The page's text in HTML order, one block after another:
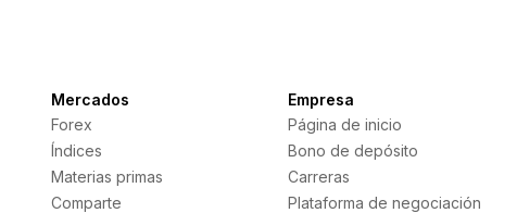
Mercados
Forex
Índices
Materias primas
Comparte
Empresa
Página de inicio
Bono de depósito
Carreras
Plataforma de negociación